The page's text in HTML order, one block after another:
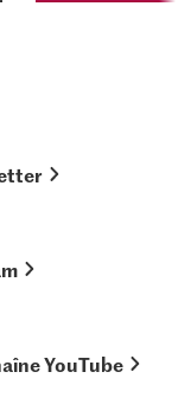
YouTube